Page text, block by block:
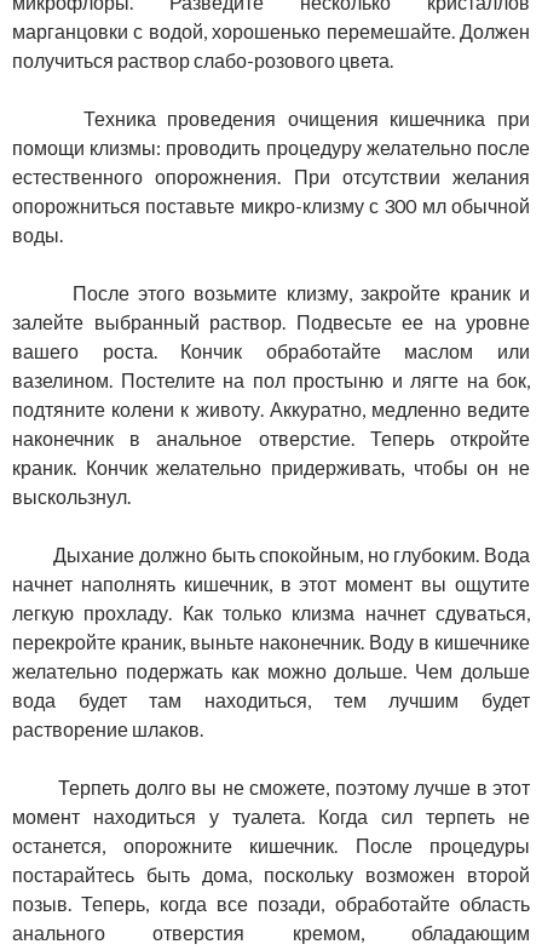
марганцовки с водой, хорошенько перемешайте. Должен
получиться раствор слабо-розового цвета.
Техника проведения очищения кишечника при
помощи клизмы: проводить процедуру желательно после
естественного опорожнения. При отсутствии желания
опорожниться поставьте микро-клизму с 300 мл обычной
воды.
После этого возьмите клизму, закройте краник и
залейте выбранный раствор. Подвесьте ее на уровне
вашего роста. Кончик обработайте маслом или
вазелином. Постелите на пол простыню и лягте на бок,
подтяните колени к животу. Аккуратно, медленно ведите
наконечник в анальное отверстие. Теперь откройте
краник. Кончик желательно придерживать, чтобы он не
выскользнул.
Дыхание должно быть спокойным, но глубоким. Вода
начнет наполнять кишечник, в этот момент вы ощутите
легкую прохладу. Как только клизма начнет сдуваться,
перекройте краник, выньте наконечник. Воду в кишечнике
желательно подержать как можно дольше. Чем дольше
вода будет там находиться, тем лучшим будет
растворение шлаков.
Терпеть долго вы не сможете, поэтому лучше в этот
момент находиться у туалета. Когда сил терпеть не
останется, опорожните кишечник. После процедуры
постарайтесь быть дома, поскольку возможен второй
позыв. Теперь, когда все позади, обработайте область
анального отверстия кремом, обладающим